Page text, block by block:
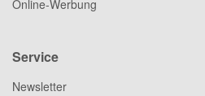
Online-Werbung
Service
Newsletter